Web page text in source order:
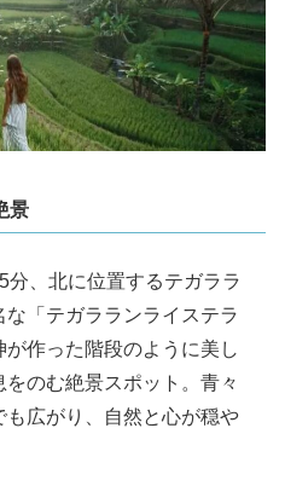
景
分、北に位置するテガララ
「テガラランライステラ
作った階段のように美し
のむ絶景スポット。青々
広がり、自然と心が穏や